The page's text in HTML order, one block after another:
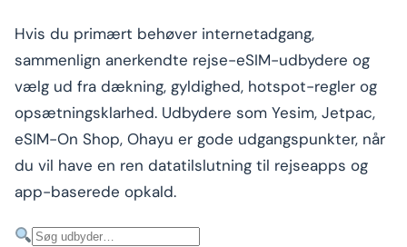
Hvis du primært behøver internetadgang,
sammenlign anerkendte rejse-eSIM-udbydere og
vælg ud fra dækning, gyldighed, hotspot-regler og
opsætningsklarhed. Udbydere som Yesim, Jetpac,
eSIM-On Shop, Ohayu er gode udgangspunkter, når
du vil have en ren datatilslutning til rejseapps og
app-baserede opkald.